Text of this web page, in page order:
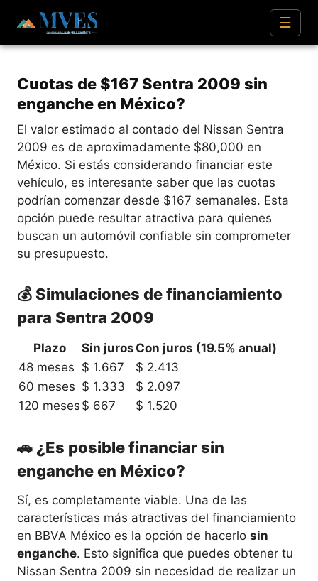
☰
Cuotas de $167 Sentra 2009 sin
enganche en México?
El valor estimado al contado del Nissan Sentra
2009 es de aproximadamente $80,000 en
México. Si estás considerando financiar este
vehículo, es interesante saber que las cuotas
podrían comenzar desde $167 semanales. Esta
opción puede resultar atractiva para quienes
buscan un automóvil confiable sin comprometer
su presupuesto.
💰 Simulaciones de financiamiento
para Sentra 2009
Plazo Sin juros Con juros (19.5% anual)
48 meses $ 1.667
$ 2.413
60 meses $ 1.333
$ 2.097
120 meses $ 667 $ 1.520
🚗 ¿Es posible financiar sin
enganche en México?
Sí, es completamente viable. Una de las
características más atractivas del financiamiento
en BBVA México es la opción de hacerlo sin
enganche. Esto significa que puedes obtener tu
Nissan Sentra 2009 sin necesidad de realizar un